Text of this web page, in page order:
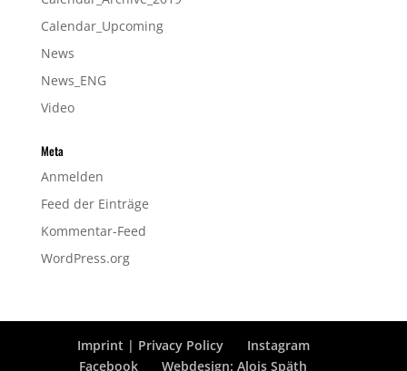
Calendar_Upcoming
News
News_ENG
Video
Meta
Anmelden
Feed der Einträge
Kommentar-Feed
WordPress.org
Imprint | Privacy Policy
Instagram
Facebook
Webdesign: Alois Späth